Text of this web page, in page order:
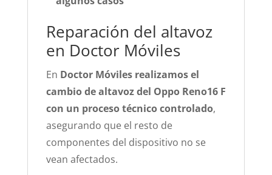
Reparación del altavoz
en Doctor Móviles
En Doctor Móviles realizamos el
cambio de altavoz del Oppo Reno16 F
con un proceso técnico controlado,
asegurando que el resto de
componentes del dispositivo no se
vean afectados.